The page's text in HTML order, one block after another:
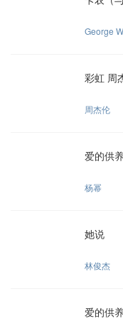
George
彩虹 周
周杰伦
爱的供
杨幂
她说
林俊杰
爱的供